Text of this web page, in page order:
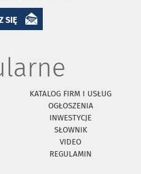
SIĘ
KATALOG FIRM I USŁUG
OGŁOSZENIA
INWESTYCJE
SŁOWNIK
VIDEO
REGULAMIN